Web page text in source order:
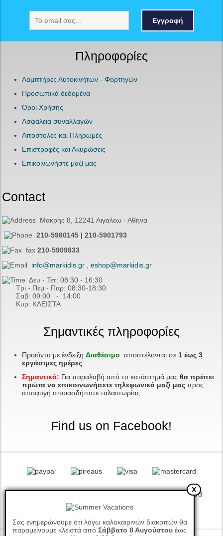
Εγγραφή
Πληροφορίες
Λαμπτήρες Αυτοκινήτων - Φορτηγών
Προσωπικά δεδομένα
Όροι Χρήσης
Ασφάλεια συναλλαγών
Αποστολές και Πληρωμές
Επιστροφές και Ακυρώσεις
Επικοινωνήστε μαζί μας
Contact
Μακρης 8, 12241 Αιγαλεω - Αθηνα
210-5980145 | 210-5901793
fax210-5909833
info@markidis.gr ,eshop@markidis.gr
Δευ - Τετ: 08:30 - 16:30
Τρι - Πεμ - Παρ: 08:30-18:30
Σαβ:09:00 - 14:00
Κυρ: ΚΛΕΙΣΤΑ
Σημαντικές πληροφορίες
Προϊόντα με ένδειξηΔιαθέσιμο αποστέλονται σε 1 έως 3
εργάσιμες ημέρες
Σημαντικό: Για παραλαβή από το κατάστημά μαςθα πρέπει
πρώτα να επικοινωνήσετε τηλεφωνικά μαζί μαςπρος
αποφυγή οποιασδήποτε ταλαιπωρίας
Find us on Facebook!
X
Σας ενημερώνουμε ότι λόγω καλοκαιρινών διακοπών θα
παραμείνουμε κλειστά απόΣάββατο 8 Αυγούστου έως